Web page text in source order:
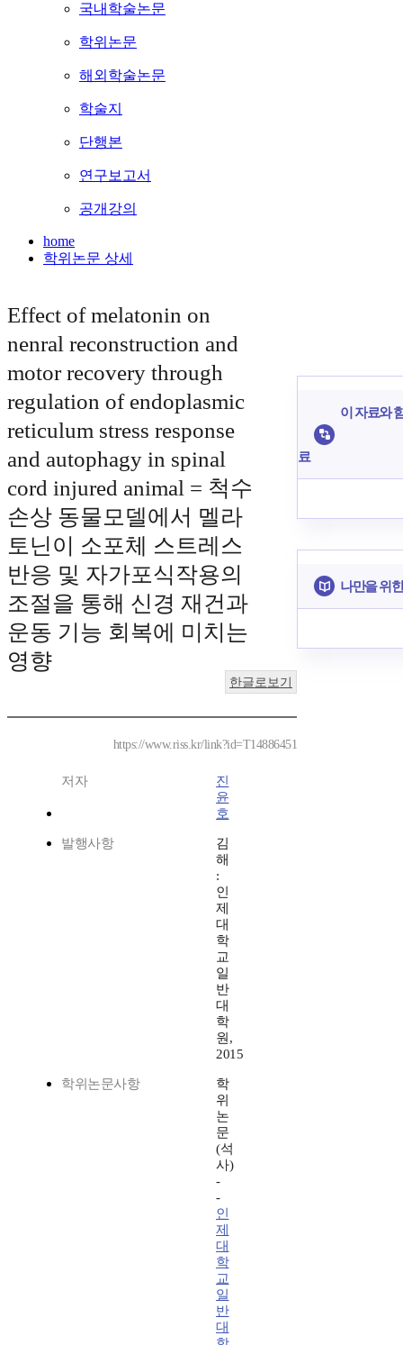
국내학술논문
학위논문
해외학술논문
학술지
단행본
연구보고서
공개강의
home
학위논문 상세
Effect of melatonin on
nenral reconstruction and
motor recovery through
regulation of endoplasmic
reticulum stress response
and autophagy in spinal
cord injured animal = 척수
손상 동물모델에서 멜라
토닌이 소포체 스트레스
반응 및 자가포식작용의
조절을 통해 신경 재건과
운동 기능 회복에 미치는
영향
한글로보기
https://www.riss.kr/link?id=T14886451
저자
진
윤
호
발행사항
김
해
:
인
제
대
학
교
일
반
대
학
원,
2015
학위논문사항
학
위
논
문
(석
사)
-
-
인
제
대
학
교
일
반
대
이 자료와
료
나만을 위